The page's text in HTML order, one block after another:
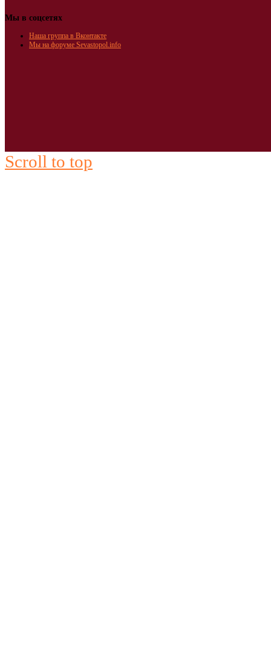
Мы в соцсетях
Наша группа в Вконтакте
Мы на форуме Sevastopol.info
Scroll to top